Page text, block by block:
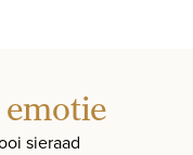
emotie
sieraad